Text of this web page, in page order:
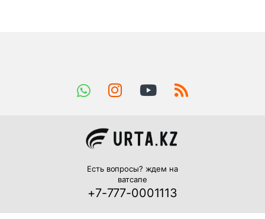
Есть вопросы? ждем на
ватсапе
+7-777-0001113